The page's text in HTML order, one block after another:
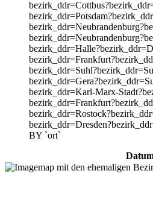
bezirk_ddr=Karl-Marx-
BY `ort`